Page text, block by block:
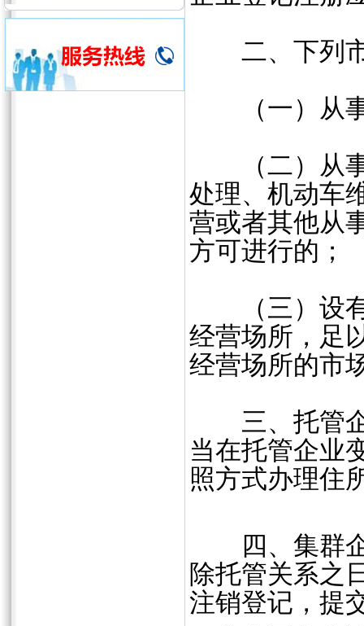
二、下列市
（一）从事
（二）从事
处理、机动车
营或者其他从
方可进行的；
（三）设有
经营场所，足
经营场所的市
三、托管企
当在托管企业
照方式办理住
四、集群企
除托管关系之
注销登记，提